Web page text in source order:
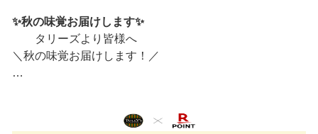
✨秋の味覚お届けします✨
タリーズより皆様へ
＼秋の味覚お届けします！／